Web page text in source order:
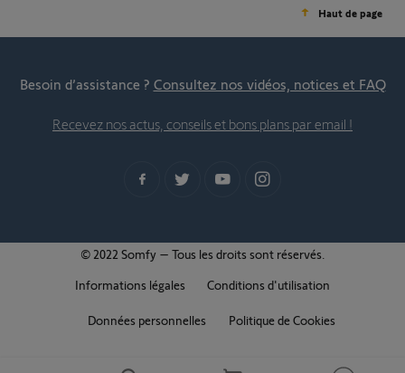
Haut de page
Besoin d’assistance ? Consultez nos vidéos, notices et FAQ
Recevez nos actus, conseils et bons plans par email !
© 2022 Somfy – Tous les droits sont réservés.
Informations légales
Conditions d'utilisation
Données personnelles Politique de Cookies